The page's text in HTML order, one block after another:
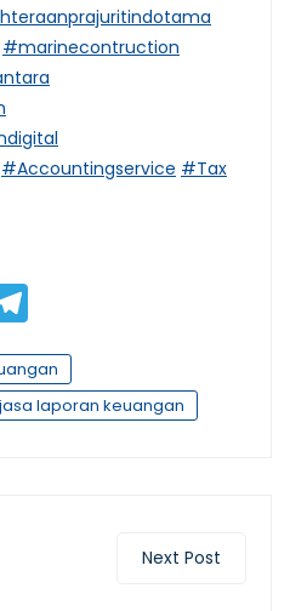
#marinecontruction
#Accountingservice #Tax
jasa laporan keuangan
Next Post